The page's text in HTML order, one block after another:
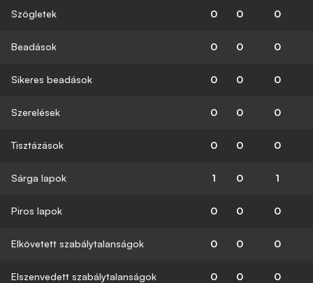
Szögletek 0 0 0
Beadások 0 0 0
Sikeres beadások 0 0 0
Szerelések 0 0 0
Tisztázások 0 0 0
Sárga lapok 1 0 1
Piros lapok 0 0 0
Elkövetett szabálytalanságok 0 0 0
Elszenvedett szabálytalanságok 0 0 0